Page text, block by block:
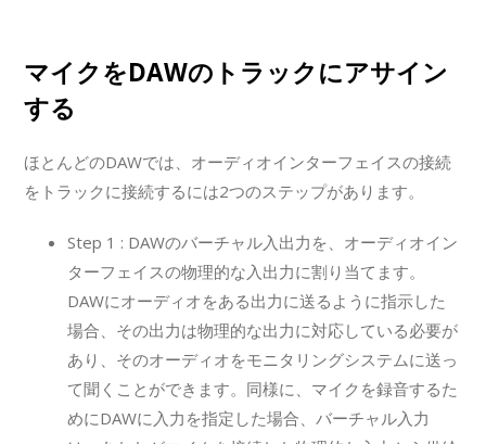
マイクをDAWのトラックにアサイン
する
ほとんどのDAWでは、オーディオインターフェイスの接続
をトラックに接続するには2つのステップがあります。
Step 1 : DAWのバーチャル入出力を、オーディオイン
ターフェイスの物理的な入出力に割り当てます。
DAWにオーディオをある出力に送るように指示した
場合、その出力は物理的な出力に対応している必要が
あり、そのオーディオをモニタリングシステムに送っ
て聞くことができます。同様に、マイクを録音するた
めにDAWに入力を指定した場合、バーチャル入力